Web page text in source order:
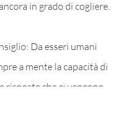
in grado di cogliere.
Da esseri umani
a mente la capacità di
risposte che ci vengono